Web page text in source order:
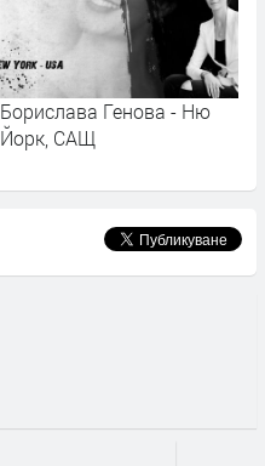
Борислава Генова - Ню
Йорк, САЩ